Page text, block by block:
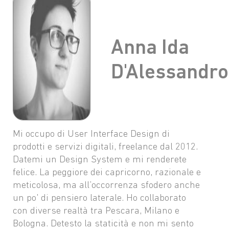
Oggi c’è ancora chi
casca nelle mail di
Anna Ida
D'Alessandro
Mi occupo di User Interface Design di
prodotti e servizi digitali, freelance dal 2012.
Datemi un Design System e mi renderete
felice. La peggiore dei capricorno, razionale e
meticolosa, ma all’occorrenza sfodero anche
un po' di pensiero laterale. Ho collaborato
con diverse realtà tra Pescara, Milano e
Bologna. Detesto la staticità e non mi sento